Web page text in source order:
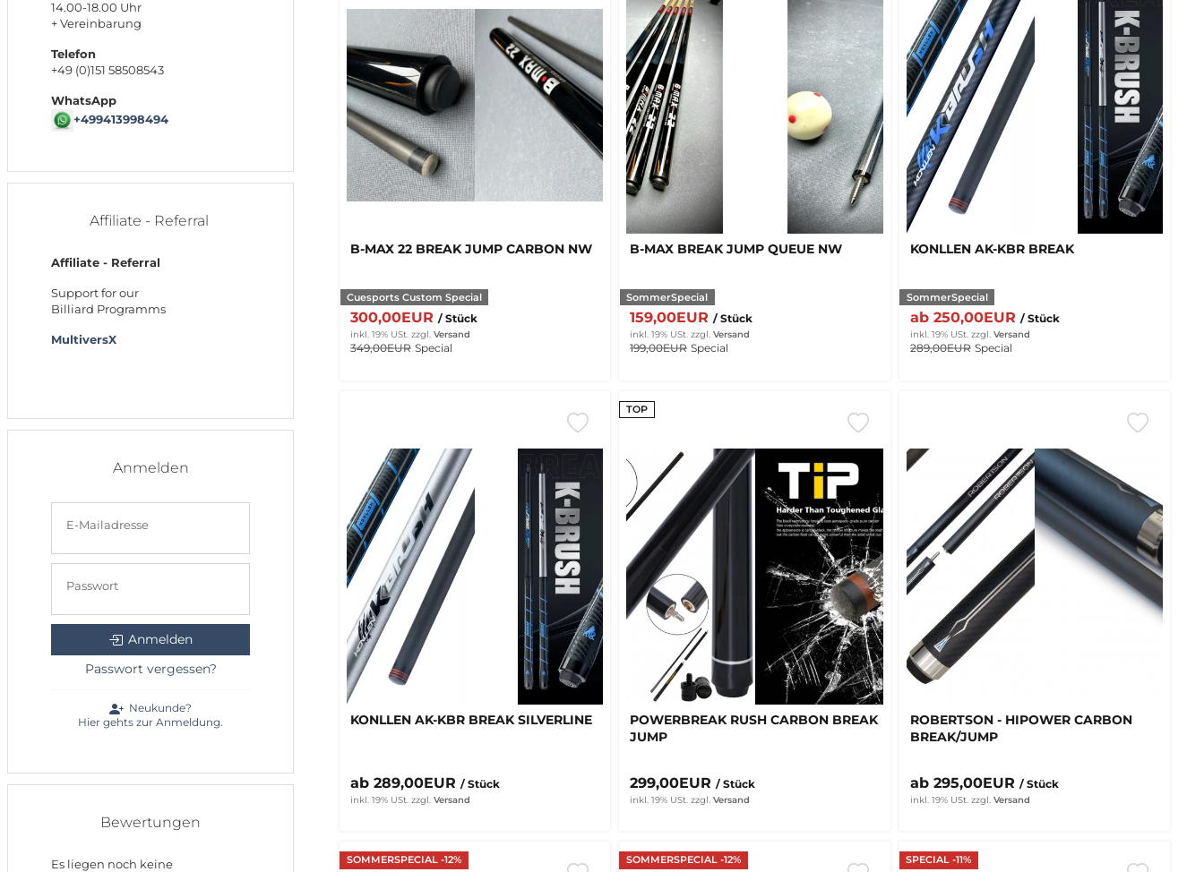
B-MAX 22 BREAK JUMP CARBON NW
Cuesports Custom Special
300,00EUR / Stück
inkl. 19% USt. zzgl. Versand
349,00EUR Special
B-MAX BREAK JUMP QUEUE NW
SommerSpecial
159,00EUR/ Stück
inkl. 19% USt. zzgl.Versand
199,00EUR Special
KONLLEN AK-KBR BREAK
SommerSpecial
ab 250,00EUR / Stück
inkl. 19% USt. zzgl. Versand
289,00EUR Special
KONLLEN AK-KBR BREAK SILVERLINE
ab 289,00EUR / Stück
inkl. 19% USt. zzgl. Versand
TOP
POWERBREAK RUSH CARBON BREAK
JUMP
299,00EUR/ Stück
inkl. 19% USt. zzgl.Versand
ROBERTSON - HIPOWER CARBON
BREAK/JUMP
ab 295,00EUR / Stück
inkl. 19% USt. zzgl. Versand
SOMMERSPECIAL -12%
SOMMERSPECIAL -12%
SPECIAL -11%
14.00-18.00 Uhr
+ Vereinbarung
Telefon
+49 (0)151 58508543
WhatsApp
+499413998494
Affiliate - Referral
Affiliate - Referral
Support for our
Billiard Programms
MultiversX
Anmelden
E-Mailadresse
Passwort
Anmelden
Passwort vergessen?
Neukunde?
Hier gehts zur Anmeldung.
Bewertungen
Es liegen noch keine